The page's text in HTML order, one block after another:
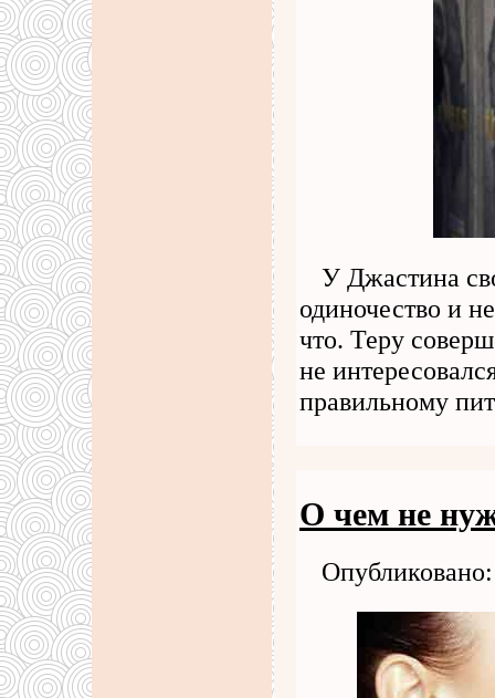
У Джастина
одиночество и
что. Теру
не
правильному
О чем не